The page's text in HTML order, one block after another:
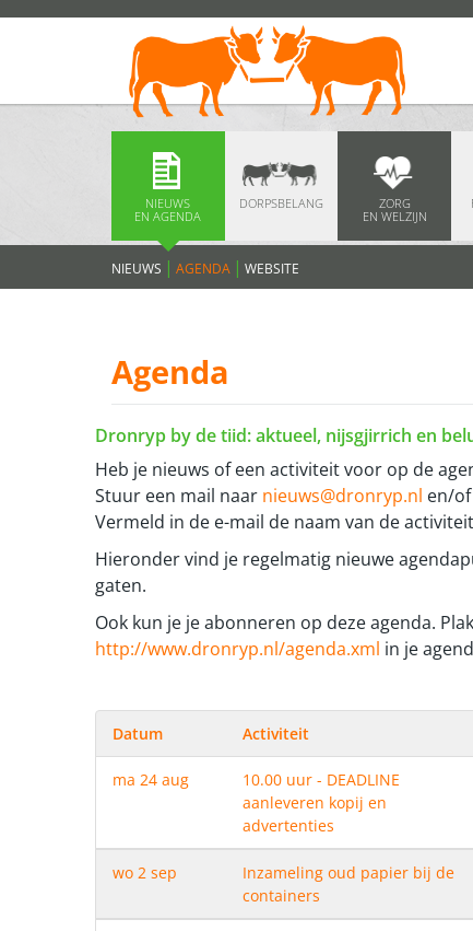
NIEUWS
EN AGENDA
DORPSBELANG
ZORG
EN WELZIJN
NIEUWS AGENDA WEBSITE
Agenda
Dronryp by de tiid: aktueel, nijsgjirrich en
Heb je nieuws of een activiteit voor op de
Stuur een mail naar nieuws@dronryp.nl en/of
Vermeld in de e-mail de naam van de
Hieronder vind je regelmatig nieuwe
gaten.
Ook kun je je abonneren op deze agenda.
http://www.dronryp.nl/agenda.xml in je
Datum Activiteit
ma 24 aug
10.00 uur - DEADLINE
aanleveren kopij en
advertenties
wo 2 sep
Inzameling oud papier bij de
containers